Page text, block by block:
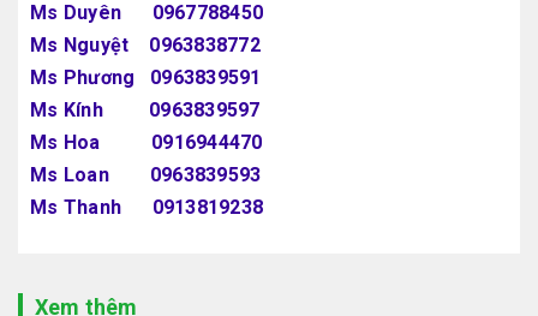
Ms Duyên 0967788450
Ms Nguyệt 0963838772
Ms Phương 0963839591
Ms Kính 0963839597
Ms Hoa 0916944470
Ms Loan 0963839593
Ms Thanh 0913819238
Xem thêm